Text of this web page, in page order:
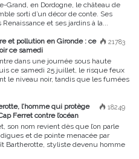
Grand, en Dordogne, le château de
sorti d’un décor de conte. Ses
et ses jardins à la...
21783
et pollution en Gironde : ce
ce samedi
dans une journée sous haute
ce samedi 25 juillet, le risque feux
le niveau noir, tandis que les fumées
18249
l’homme qui protège
Ferret contre l’océan
son nom revient dès que l’on parle
digues et de pointe menacée par
Bartherotte, styliste devenu homme